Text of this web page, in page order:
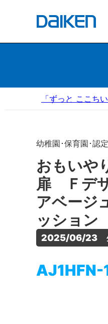
「ずっと ここち
幼稚園･保育園･認
おもい
扉 Ｆデ
アベー
ッション
2025/06/23　
AJ1HFN-